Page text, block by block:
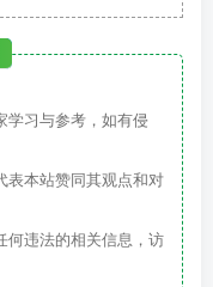
学习与参考，如有侵
表本站赞同其观点和对
何违法的相关信息，访